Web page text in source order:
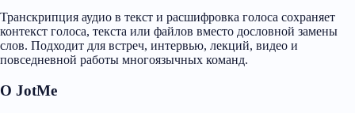
Транскрипция аудио в текст и расшифровка голоса сохраняет
контекст голоса, текста или файлов вместо дословной замены
слов. Подходит для встреч, интервью, лекций, видео и
повседневной работы многоязычных команд.
О JotMe